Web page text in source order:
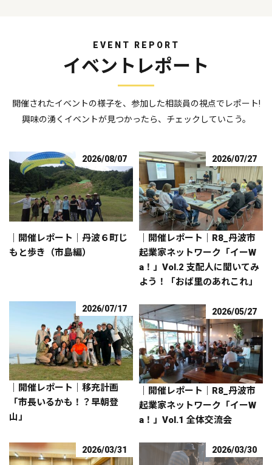
EVENT REPORT
イベントレポート
開催されたイベントの様子を、参加した相談員の視点でレポート!
興味の湧くイベントが見つかったら、チェックしていこう。
2026/08/07
｜開催レポート｜丹波６町じ
もと歩き（市島編）
2026/07/27
｜開催レポート｜R8_丹波市
起業家ネットワーク「イーW
a！」Vol.2 支配人に聞いてみ
よう！「おば里のあれこれ」
2026/07/17
｜開催レポート｜移充計画
「市長いるかも！？早朝登
山」
2026/05/27
｜開催レポート｜R8_丹波市
起業家ネットワーク「イーW
a！」Vol.1 全体交流会
2026/03/31 2026/03/30